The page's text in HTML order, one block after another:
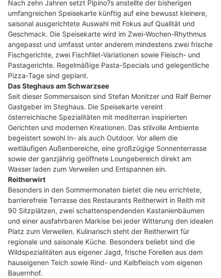
Nach zehn Jahren setzt Pipino?s anstellte der bisherigen
umfangreichen Speisekarte künftig auf eine bewusst kleinere,
saisonal ausgerichtete Auswahl mit Fokus auf Qualität und
Geschmack. Die Speisekarte wird im Zwei-Wochen-Rhythmus
angepasst und umfasst unter anderem mindestens zwei frische
Fischgerichte, zwei Fischfilet-Variationen sowie Fleisch- und
Pastagerichte. Regelmäßige Pasta-Specials und gelegentliche
Pizza-Tage sind geplant.
Das Steghaus am Schwarzsee
Seit dieser Sommersaison sind Stefan Monitzer und Ralf Berner
Gastgeber im Steghaus. Die Speisekarte vereint
österreichische Spezialitäten mit mediterran inspirierten
Gerichten und modernen Kreationen. Das stilvolle Ambiente
begeistert sowohl In- als auch Outdoor. Vor allem die
weitläufigen Außenbereiche, eine großzügige Sonnenterrasse
sowie der ganzjährig geöffnete Loungebereich direkt am
Wasser laden zum Verweilen und Entspannen ein.
Reitherwirt
Besonders in den Sommermonaten bietet die neu errichtete,
barrierefreie Terrasse des Restaurants Reitherwirt in Reith mit
90 Sitzplätzen, zwei schattenspendenden Kastanienbäumen
und einer ausfahrbaren Markise bei jeder Witterung den idealen
Platz zum Verweilen. Kulinarisch steht der Reitherwirt für
regionale und saisonale Küche. Besonders beliebt sind die
Wildspezialitäten aus eigener Jagd, frische Forellen aus dem
hauseigenen Teich sowie Rind- und Kalbfleisch vom eigenen
Bauernhof.